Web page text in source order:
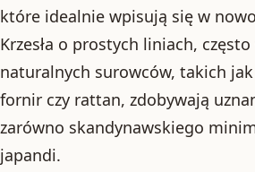
które idealnie wpisują się w
Krzesła o prostych liniach,
naturalnych surowców, takich
fornir czy rattan, zdobywają
zarówno skandynawskiego
japandi.